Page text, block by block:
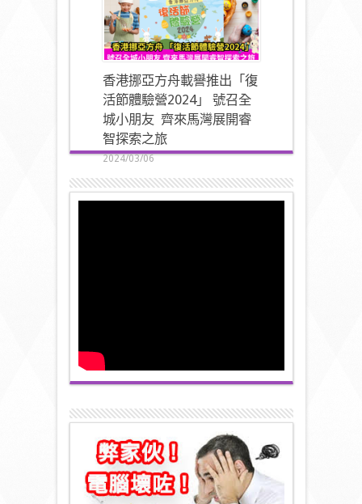
香港挪亞方舟載譽推出「復
活節體驗營2024」 號召全
城小朋友 齊來馬灣展開睿
智探索之旅
2024/03/06